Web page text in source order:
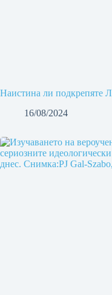
Наистина ли подкрепяте
16/08/2024